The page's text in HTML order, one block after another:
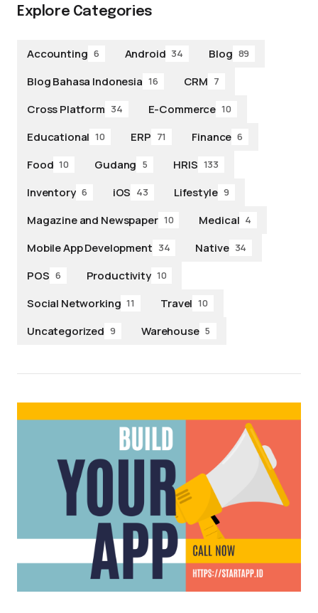
Explore Categories
Accounting 6 Android 34 Blog 89
Blog Bahasa Indonesia 16 CRM 7
Cross Platform 34 E-Commerce 10
Educational 10 ERP 71 Finance 6
Food 10 Gudang 5 HRIS 133
Inventory 6 iOS 43 Lifestyle 9
Magazine and Newspaper 10 Medical 4
Mobile App Development 34 Native 34
POS 6 Productivity 10
Social Networking 11 Travel 10
Uncategorized 9 Warehouse 5